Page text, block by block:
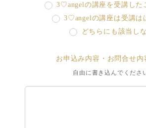
3♡angelの講座を受講した
3♡angelの講座は受講は
どちらにも該当し
お申込み内容・お問合せ内
自由に書き込んでくださ